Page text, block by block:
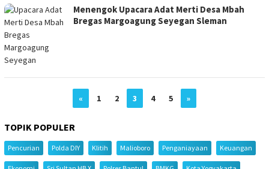
Menengok Upacara Adat Merti Desa Mbah
Bregas Margoagung Seyegan Sleman
« 1 2 3 4 5 »
TOPIK POPULER
Pencurian Polda DIY Klitih Malioboro Penganiayaan Keuangan